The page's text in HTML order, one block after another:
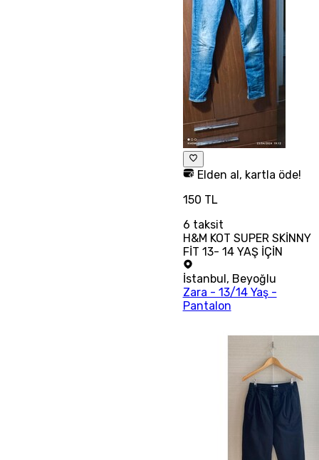
Elden al, kartla öde!
150 TL
6 taksit
H&M KOT SUPER SKİNNY
FİT 13- 14 YAŞ İÇİN
İstanbul, Beyoğlu
Zara - 13/14 Yaş -
Pantalon